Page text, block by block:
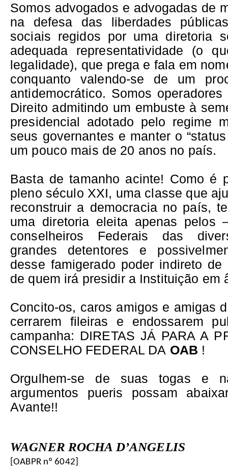
Somos advogados e advogadas de
na defesa das liberdades
sociais regidos por uma diretoria
adequada representatividade (o
legalidade), que prega e fala em
conquanto valendo-se de um
antidemocrático. Somos
Direito admitindo um embuste à
presidencial adotado pelo regime
seus governantes e manter o
um pouco mais de 20 anos no país.
Basta de tamanho acinte! Como é
pleno século XXI, uma classe que
reconstruir a democracia no país,
uma diretoria eleita apenas pelos
conselheiros Federais das
grandes detentores e
desse famigerado poder indireto
de quem irá presidir a Instituição em
Concito-os, caros amigos e amigas
cerrarem fileiras e endossarem
campanha: DIRETAS JÁ PARA A
CONSELHO FEDERAL DA OAB !
Orgulhem-se de suas togas e
argumentos pueris possam
Avante!!
WAGNER ROCHA D’ANGELIS
[OABPR nº 6042]